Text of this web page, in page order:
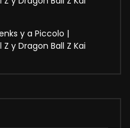
y a Piccolo |
y Dragon Ball Z Kai